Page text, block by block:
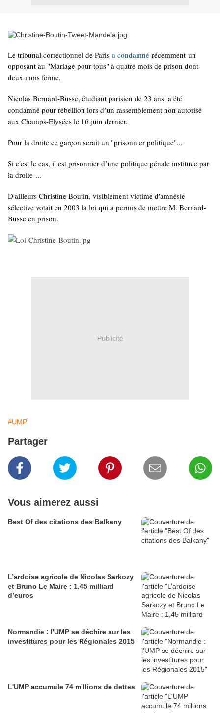
Le tribunal correctionnel de Paris a condamné récemment un
opposant au "Mariage pour tous" à quatre mois de prison dont
deux mois ferme.
Nicolas Bernard-Busse, étudiant parisien de 23 ans, a été
condamné pour rébellion lors d’un rassemblement non autorisé
aux Champs-Elysées le 16 juin dernier.
Pour la droite ce garçon serait un "prisonnier politique"...
Si c'est le cas, il est prisonnier d’une politique pénale instituée par
la droite ...
D'ailleurs Christine Boutin, visiblement victime d'amnésie
sélective votait en 2003 la loi qui a permis de mettre M. Bernard-
Busse en prison.
Publicité
#UMP
Partager
Vous aimerez aussi
Best Of des citations des Balkany
L’ardoise agricole de Nicolas Sarkozy
et Bruno Le Maire : 1,45 milliard
d’euros
Normandie : l'UMP se déchire sur les
investitures pour les Régionales 2015
L'UMP accumule 74 millions de dettes